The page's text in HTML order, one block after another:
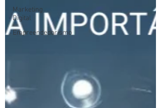
Marketing
Digital
Empreendedorismo